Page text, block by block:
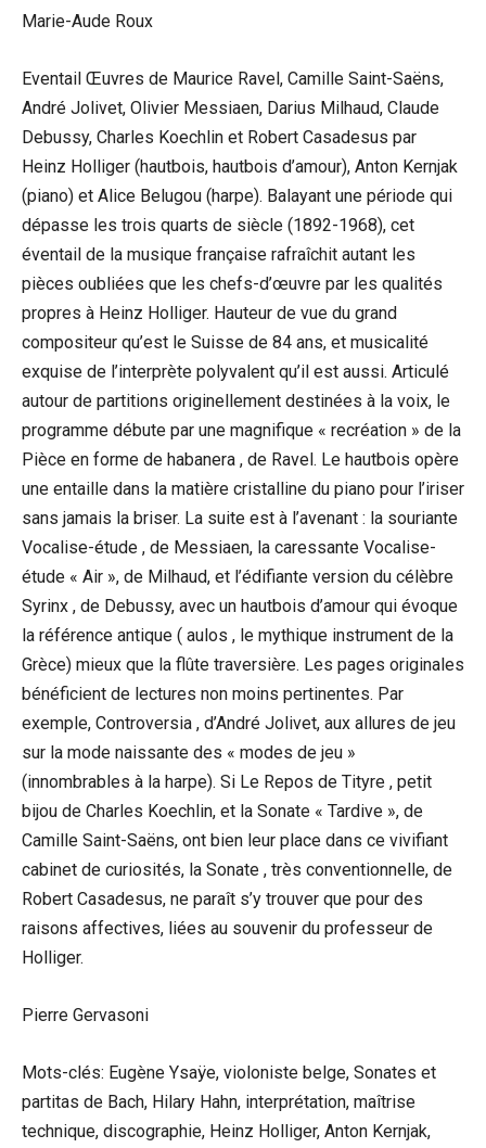
Marie-Aude Roux
Eventail Œuvres de Maurice Ravel, Camille Saint-Saëns,
André Jolivet, Olivier Messiaen, Darius Milhaud, Claude
Debussy, Charles Koechlin et Robert Casadesus par
Heinz Holliger (hautbois, hautbois d’amour), Anton Kernjak
(piano) et Alice Belugou (harpe). Balayant une période qui
dépasse les trois quarts de siècle (1892-1968), cet
éventail de la musique française rafraîchit autant les
pièces oubliées que les chefs-d’œuvre par les qualités
propres à Heinz Holliger. Hauteur de vue du grand
compositeur qu’est le Suisse de 84 ans, et musicalité
exquise de l’interprète polyvalent qu’il est aussi. Articulé
autour de partitions originellement destinées à la voix, le
programme débute par une magnifique « recréation » de la
Pièce en forme de habanera , de Ravel. Le hautbois opère
une entaille dans la matière cristalline du piano pour l’iriser
sans jamais la briser. La suite est à l’avenant : la souriante
Vocalise-étude , de Messiaen, la caressante Vocalise-
étude « Air », de Milhaud, et l’édifiante version du célèbre
Syrinx , de Debussy, avec un hautbois d’amour qui évoque
la référence antique ( aulos , le mythique instrument de la
Grèce) mieux que la flûte traversière. Les pages originales
bénéficient de lectures non moins pertinentes. Par
exemple, Controversia , d’André Jolivet, aux allures de jeu
sur la mode naissante des « modes de jeu »
(innombrables à la harpe). Si Le Repos de Tityre , petit
bijou de Charles Koechlin, et la Sonate « Tardive », de
Camille Saint-Saëns, ont bien leur place dans ce vivifiant
cabinet de curiosités, la Sonate , très conventionnelle, de
Robert Casadesus, ne paraît s’y trouver que pour des
raisons affectives, liées au souvenir du professeur de
Holliger.
Pierre Gervasoni
Mots-clés: Eugène Ysaÿe, violoniste belge, Sonates et
partitas de Bach, Hilary Hahn, interprétation, maîtrise
technique, discographie, Heinz Holliger, Anton Kernjak,